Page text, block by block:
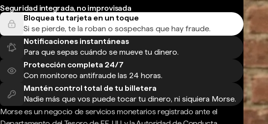
Seguridad integrada, no improvisada
Bloquea tu tarjeta en un toque
Si se pierde, te la roban o sospechas que hay fraude.
Notificaciones instantáneas
Para que sepas cuándo se mueve tu dinero.
Protección completa 24/7
Con monitoreo antifraude las 24 horas.
Mantén control total de tu billetera
Nadie más que vos puede tocar tu dinero, ni siquiera Morse.
Morse es un negocio de servicios monetarios registrado ante el